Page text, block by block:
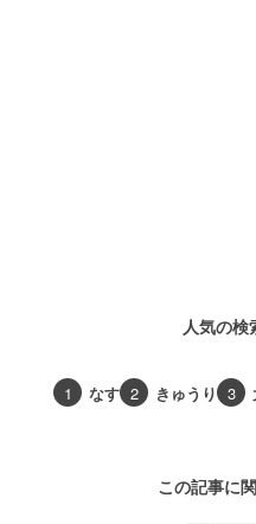
人気の検
1 なす 2 きゅうり 3
この記事に